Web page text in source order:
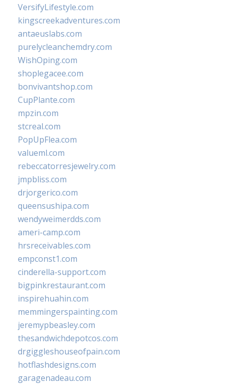
VersifyLifestyle.com
kingscreekadventures.com
antaeuslabs.com
purelycleanchemdry.com
WishOping.com
shoplegacee.com
bonvivantshop.com
CupPlante.com
mpzin.com
stcreal.com
PopUpFlea.com
valueml.com
rebeccatorresjewelry.com
jmpbliss.com
drjorgerico.com
queensushipa.com
wendyweimerdds.com
ameri-camp.com
hrsreceivables.com
empconst1.com
cinderella-support.com
bigpinkrestaurant.com
inspirehuahin.com
memmingerspainting.com
jeremypbeasley.com
thesandwichdepotcos.com
drgiggleshouseofpain.com
hotflashdesigns.com
garagenadeau.com